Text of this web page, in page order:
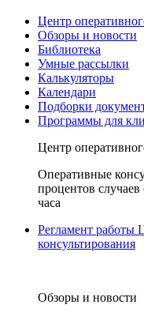
Центр
Обзоры и новости
Библиотека
Умные рассылки
Калькуляторы
Календари
Подборки
Программы для
Центр
Оперативные
процентов
часа
Регламент работы
консультирования
Обзоры и новости